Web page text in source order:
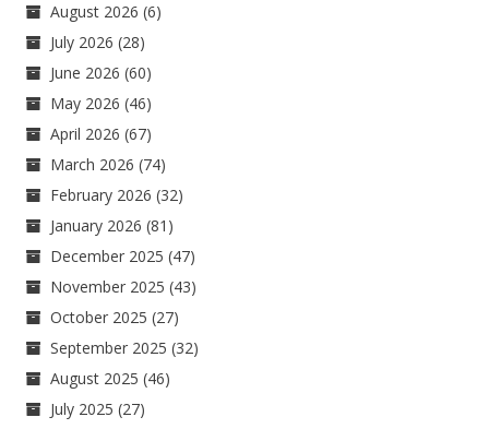
August 2026 (6)
July 2026 (28)
June 2026 (60)
May 2026 (46)
April 2026 (67)
March 2026 (74)
February 2026 (32)
January 2026 (81)
December 2025 (47)
November 2025 (43)
October 2025 (27)
September 2025 (32)
August 2025 (46)
July 2025 (27)